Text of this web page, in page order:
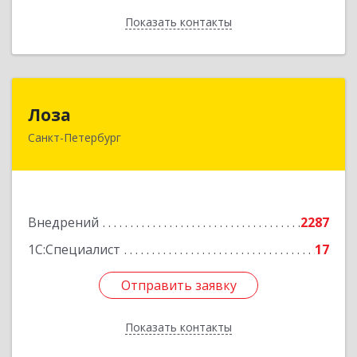
Показать контакты
Назад
Лоза
Санкт-Петербург
Внедрений
2287
1С:Специалист
17
Отправить заявку
Показать контакты
194044, Санкт-Петербург г, Выборгская наб,
Отправить заявку
Назад